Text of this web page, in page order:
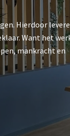
Hierdoor
Want het
mankracht en